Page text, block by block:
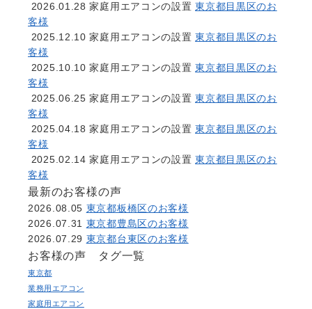
2026.01.28 家庭用エアコンの設置 東京都目黒区のお
客様
2025.12.10 家庭用エアコンの設置 東京都目黒区のお
客様
2025.10.10 家庭用エアコンの設置 東京都目黒区のお
客様
2025.06.25 家庭用エアコンの設置 東京都目黒区のお
客様
2025.04.18 家庭用エアコンの設置 東京都目黒区のお
客様
2025.02.14 家庭用エアコンの設置 東京都目黒区のお
客様
最新のお客様の声
2026.08.05 東京都板橋区のお客様
2026.07.31 東京都豊島区のお客様
2026.07.29 東京都台東区のお客様
お客様の声 タグ一覧
東京都
業務用エアコン
家庭用エアコン